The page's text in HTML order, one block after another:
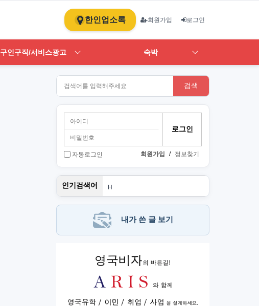
한인업소록 회원가입 로그인
구인구직/서비스광고 숙박
검색
자동로그인 회원가입 / 정보찾기
인기검색어
H
1
뉴몰
PT
내가 쓴 글 보기